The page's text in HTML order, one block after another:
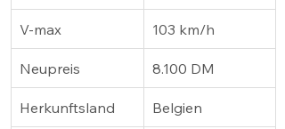
V-max 103 km/h
Neupreis 8.100 DM
Herkunftsland Belgien